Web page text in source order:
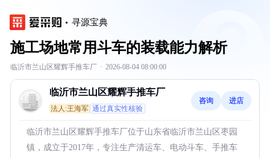
寻源宝典
施工场地常用斗车的装载能力解析
临沂市兰山区耀辉手推车厂 · 2026-08-04 08:00:00
临沂市兰山区耀辉手推车厂
法人:王海军 通过真实性核验
咨询 进店
临沂市兰山区耀辉手推车厂位于山东省临沂市兰山区枣园
镇，成立于2017年，专注生产清运车、电动斗车、手推车